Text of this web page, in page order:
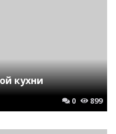
кухни
0 899